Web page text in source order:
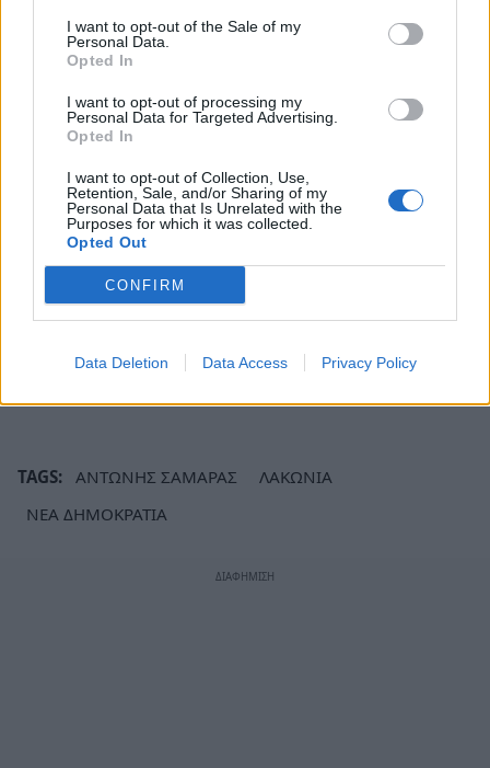
I want to opt-out of the Sale of my
Personal Data.
Opted In
I want to opt-out of processing my
Personal Data for Targeted Advertising.
Opted In
I want to opt-out of Collection, Use,
Retention, Sale, and/or Sharing of my
Personal Data that Is Unrelated with the
Purposes for which it was collected.
Opted Out
CONFIRM
Data Deletion Data Access Privacy Policy
θα περιοδεύσει ο
Μαργαρίτης Σχοινάς
Κυριάκος Μητσοτάκης σχετικά έγκαιρα
υπουργοποίησε βουλευτές του Καραμανλικού
και Σαμαρικού μπλόκ στην Πελοπόννησο
προκειμένου να συγκρατήσει τις διαρροές, όπως
οι κ.κ.
Θανάσης Δαβάκης, Κων. Βλάσσης,
Γιάννης Λαμπρόπουλος, Γιάννης Ανδριανός
Σε δύσκολη θέση θα έρθουν πρόσωπα εκλεγμένα
σήμερα με τη σημαία της ΝΔ στην Περιφέρεια
και ειδικά όσοι φέρουν αξιώματα.
Ακολουθήστε τοnotospress.grστο Google News και
TAGS: ΑΝΤΩΝΗΣ ΣΑΜΑΡΑΣ
ΛΑΚΩΝΙΑ
ΝΕΑ ΔΗΜΟΚΡΑΤΙΑ